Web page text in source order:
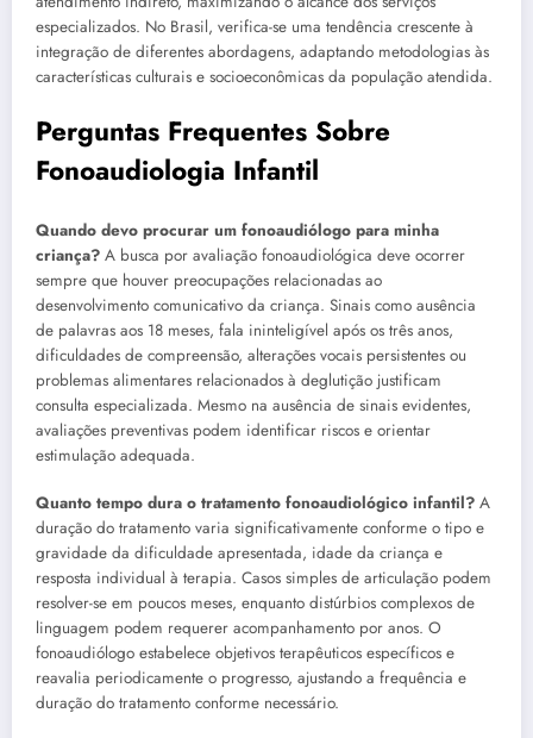
especializados. No Brasil, verifica-se uma tendência crescente à
integração de diferentes abordagens, adaptando metodologias às
características culturais e socioeconômicas da população atendida.
Perguntas Frequentes Sobre
Fonoaudiologia Infantil
Quando devo procurar um fonoaudiólogo para minha
criança? A busca por avaliação fonoaudiológica deve ocorrer
sempre que houver preocupações relacionadas ao
desenvolvimento comunicativo da criança. Sinais como ausência
de palavras aos 18 meses, fala ininteligível após os três anos,
dificuldades de compreensão, alterações vocais persistentes ou
problemas alimentares relacionados à deglutição justificam
consulta especializada. Mesmo na ausência de sinais evidentes,
avaliações preventivas podem identificar riscos e orientar
estimulação adequada.
Quanto tempo dura o tratamento fonoaudiológico infantil? A
duração do tratamento varia significativamente conforme o tipo e
gravidade da dificuldade apresentada, idade da criança e
resposta individual à terapia. Casos simples de articulação podem
resolver-se em poucos meses, enquanto distúrbios complexos de
linguagem podem requerer acompanhamento por anos. O
fonoaudiólogo estabelece objetivos terapêuticos específicos e
reavalia periodicamente o progresso, ajustando a frequência e
duração do tratamento conforme necessário.